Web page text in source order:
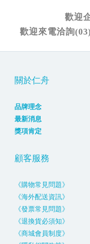
歡迎
歡迎來電洽詢
關於仁舟
品牌理念
最新消息
獎項肯定
顧客服務
《購物常見問題》
《海外配送資訊》
《發票常見問題》
《退換貨必須知》
《商城會員制度》